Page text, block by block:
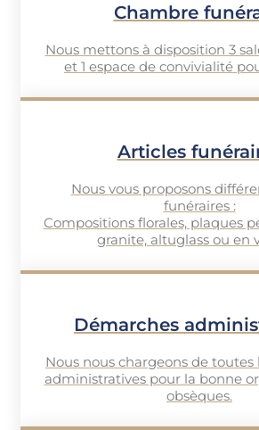
Chambre
Nous mettons à disposition 3
et 1 espace de convivialité
Articles
Nous vous proposons
funéraires :
Compositions florales, plaques
granite, altuglass ou en
Démarches
Nous nous chargeons de toutes
administratives pour la bonne
obsèques.